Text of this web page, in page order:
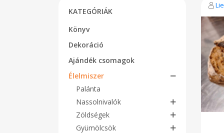
KATEGÓRIÁK
Könyv
Dekoráció
Ajándék csomagok
Élelmiszer
Palánta
Nassolnivalók
Zöldségek
Gyümölcsök